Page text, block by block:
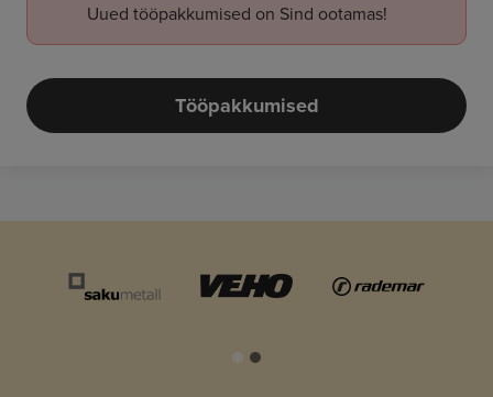
Uued tööpakkumised on Sind ootamas!
Tööpakkumised